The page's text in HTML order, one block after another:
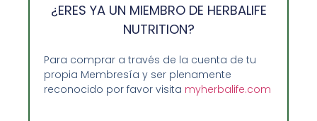
Opiniones de Clientes
Sobre Nosotros y Herbalife
Ventajas de Comprar en Enformaherbal.com
¿ERES YA UN MIEMBRO DE HERBALIFE
NUTRITION?
Para comprar a través de la cuenta de tu
propia Membresía y ser plenamente
reconocido por favor visita myherbalife.com